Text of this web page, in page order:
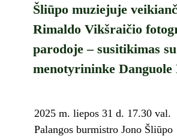
Šliūpo muziejuje
Rimaldo Vikšraičio
parodoje – susitikimas su
menotyrininke Danguole
2025 m. liepos 31 d. 17.30 val.
Palangos burmistro Jono Šliūpo